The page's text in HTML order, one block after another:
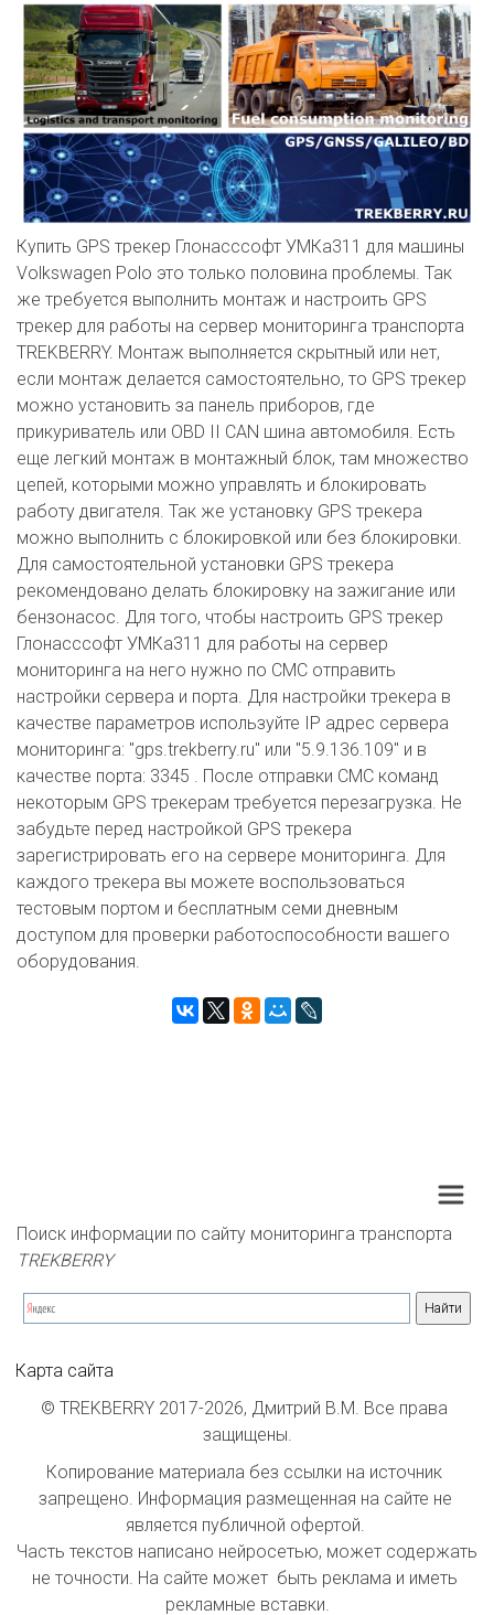
Купить GPS трекер Глонасссофт УМКа311 для машины
Volkswagen Polo это только половина проблемы. Так
же требуется выполнить монтаж и настроить GPS
трекер для работы на сервер мониторинга транспорта
TREKBERRY. Монтаж выполняется скрытный или нет,
если монтаж делается самостоятельно, то GPS трекер
можно установить за панель приборов, где
прикуриватель или OBD II CAN шина автомобиля. Есть
еще легкий монтаж в монтажный блок, там множество
цепей, которыми можно управлять и блокировать
работу двигателя. Так же установку GPS трекера
можно выполнить с блокировкой или без блокировки.
Для самостоятельной установки GPS трекера
рекомендовано делать блокировку на зажигание или
бензонасос. Для того, чтобы настроить GPS трекер
Глонасссофт УМКа311 для работы на сервер
мониторинга на него нужно по СМС отправить
настройки сервера и порта. Для настройки трекера в
качестве параметров используйте IP адрес сервера
мониторинга: "gps.trekberry.ru" или "5.9.136.109" и в
качестве порта: 3345 . После отправки СМС команд
некоторым GPS трекерам требуется перезагрузка. Не
забудьте перед настройкой GPS трекера
зарегистрировать его на сервере мониторинга. Для
каждого трекера вы можете воспользоваться
тестовым портом и бесплатным семи дневным
доступом для проверки работоспособности вашего
оборудования.
Поиск информации по сайту мониторинга транспорта
TREKBERRY
Карта сайта
© TREKBERRY 2017-2026, Дмитрий В.М. Все права
защищены.
Копирование материала без ссылки на источник
запрещено. Информация размещенная на сайте не
является публичной офертой.
Часть текстов написано нейросетью, может содержать
не точности. На сайте может  быть реклама и иметь
рекламные вставки.